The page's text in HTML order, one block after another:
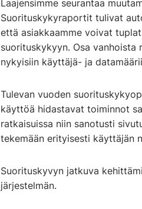
Laajensimme seurantaa
Suorituskykyraportit tulivat
että asiakkaamme voivat
suorituskykyyn. Osa vanhoista
nykyisiin käyttäjä- ja
Tulevan vuoden
käyttöä hidastavat toiminnot
ratkaisuissa niin sanotusti
tekemään erityisesti käyttäjän
Suorituskyvyn jatkuva
järjestelmän.